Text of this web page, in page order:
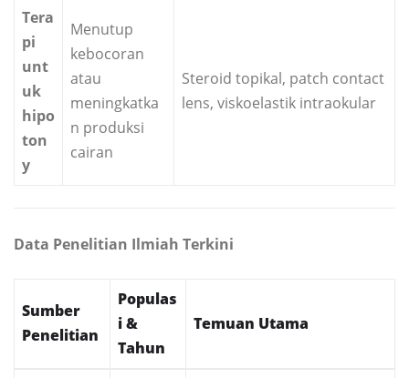
Tera
pi
unt
uk
hipo
ton
y
Menutup
kebocoran
atau
meningkatka
n produksi
cairan
Steroid topikal, patch contact
lens, viskoelastik intraokular
Data Penelitian Ilmiah Terkini
Sumber
Penelitian
Populas
i &
Tahun
Temuan Utama